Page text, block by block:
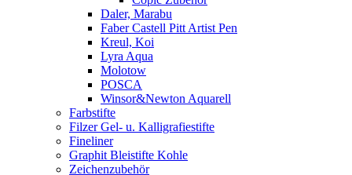
Daler, Marabu
Faber Castell Pitt Artist Pen
Kreul, Koi
Lyra Aqua
Molotow
POSCA
Winsor&Newton Aquarell
Farbstifte
Filzer Gel- u. Kalligrafiestifte
Fineliner
Graphit Bleistifte Kohle
Zeichenzubehör